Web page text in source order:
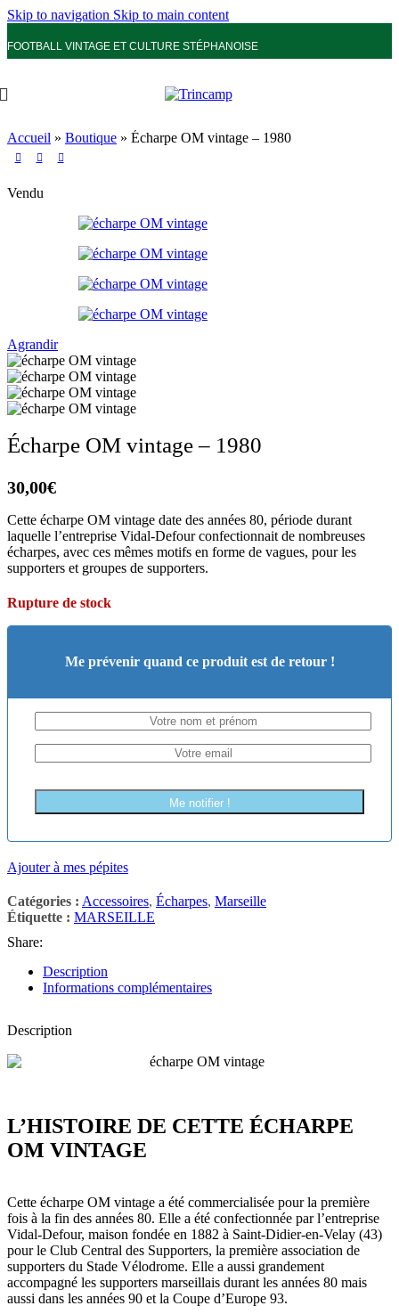
Skip to navigation Skip to main content
FOOTBALL VINTAGE ET CULTURE STÉPHANOISE
Accueil » Boutique » Écharpe OM vintage – 1980
Vendu
Agrandir
Écharpe OM vintage – 1980
30,00€
Cette écharpe OM vintage date des années 80, période durant
laquelle l’entreprise Vidal-Defour confectionnait de nombreuses
écharpes, avec ces mêmes motifs en forme de vagues, pour les
supporters et groupes de supporters.
Rupture de stock
Me prévenir quand ce produit est de retour !
Me notifier !
Ajouter à mes pépites
Catégories : Accessoires, Écharpes, Marseille
Étiquette : MARSEILLE
Share:
Description
Informations complémentaires
Description
L’HISTOIRE DE CETTE ÉCHARPE
OM VINTAGE
Cette écharpe OM vintage a été commercialisée pour la première
fois à la fin des années 80. Elle a été confectionnée par l’entreprise
Vidal-Defour, maison fondée en 1882 à Saint-Didier-en-Velay (43)
pour le Club Central des Supporters, la première association de
supporters du Stade Vélodrome. Elle a aussi grandement
accompagné les supporters marseillais durant les années 80 mais
aussi dans les années 90 et la Coupe d’Europe 93.